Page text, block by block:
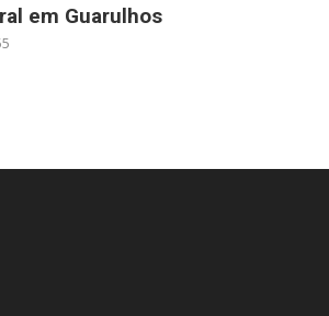
em Guarulhos